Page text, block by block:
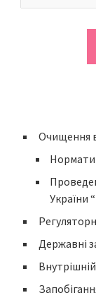
Очищення
України
Державні